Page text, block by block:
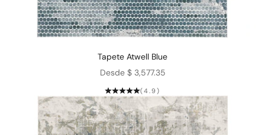
Tapete Atwell Blue
Precio de oferta
Desde $ 3,577.35
(4.9)